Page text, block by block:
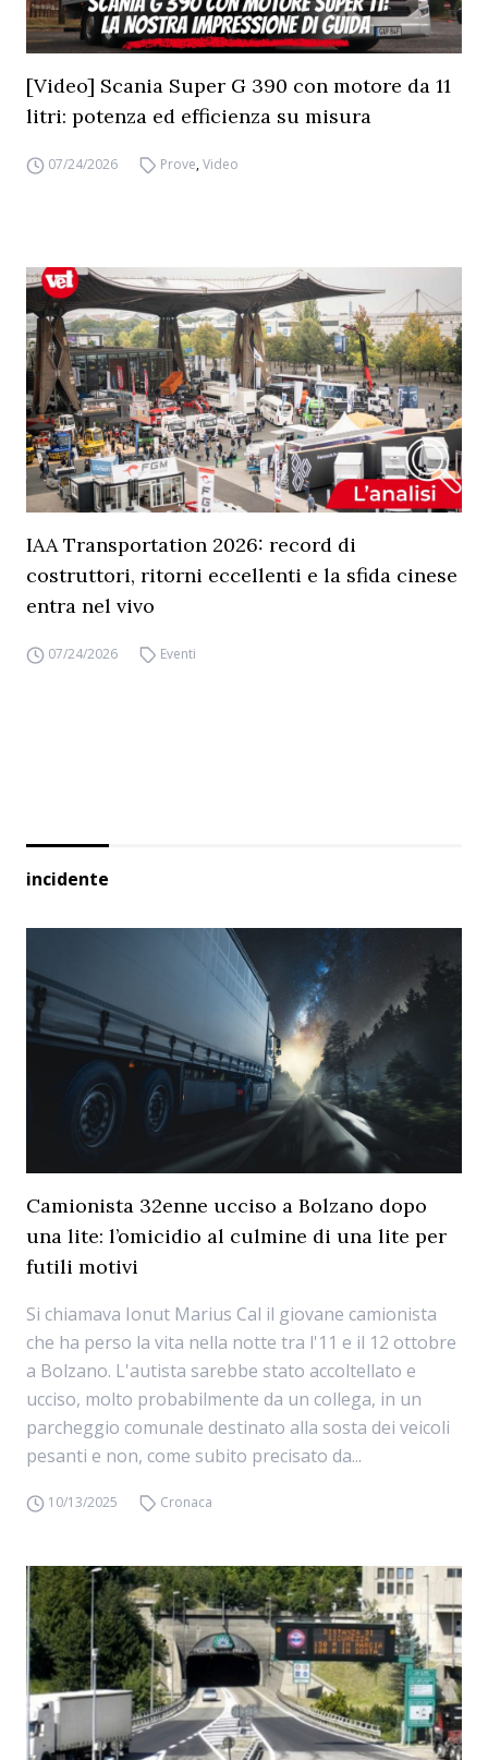
[Video] Scania Super G 390 con motore da 11
litri: potenza ed efficienza su misura
07/24/2026 Prove,Video
IAA Transportation 2026: record di
costruttori, ritorni eccellenti e la sfida cinese
entra nel vivo
07/24/2026 Eventi
incidente
Camionista 32enne ucciso a Bolzano dopo
una lite: l’omicidio al culmine di una lite per
futili motivi
Si chiamava Ionut Marius Cal il giovane camionista
che ha perso la vita nella notte tra l'11 e il 12 ottobre
a Bolzano. L'autista sarebbe stato accoltellato e
ucciso, molto probabilmente da un collega, in un
parcheggio comunale destinato alla sosta dei veicoli
pesanti e non, come subito precisato da...
10/13/2025 Cronaca